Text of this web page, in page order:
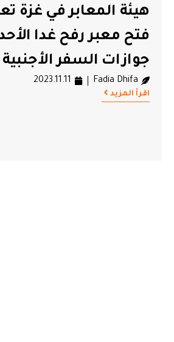
هيئة المعابر في غزة
فتح معبر رفح غدا
جوازات السفر الأجنبية
Fadia Dhifa
2023.11.11
اقرأ المزيد